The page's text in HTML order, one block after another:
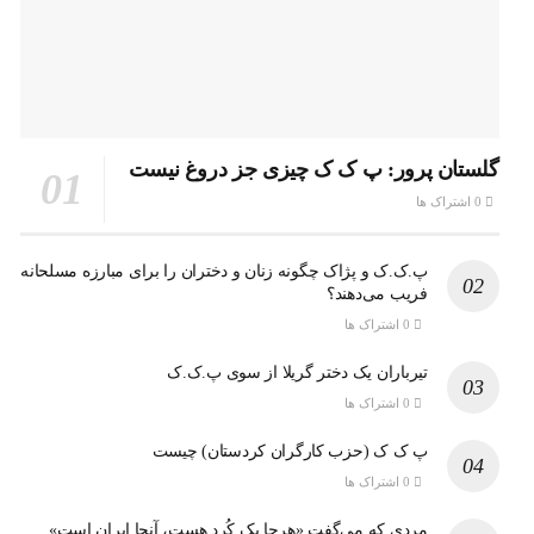
گلستان پرور: پ ک ک چیزی جز دروغ نیست
پ.ک.ک و پژاک چگونه زنان و دختران را برای مبارزه مسلحانه
فریب می‌دهند؟
تیرباران یک دختر گریلا از سوی پ.ک.ک
پ ک ک (حزب کارگران کردستان) چیست
مردی که می‌گفت «هرجا یک کُرد هست، آنجا ایران است»